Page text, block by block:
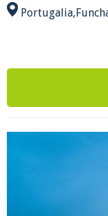
Portugalia,